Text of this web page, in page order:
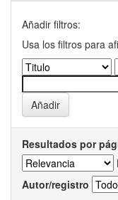
Añadir filtros:
Usa los filtros para
Resultados por
Autor/registro